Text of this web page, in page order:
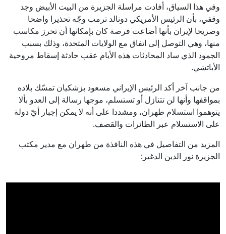
وفي هذا السياق، أفادت مراسلة الجزيرة من البيت الأبيض وجد
وقفي، بأن الرئيس الأمريكي دونالد ترمب وجّه تحذيرا واضحا
وصريحا لإيران بأنها أضاعت فرصة كان بإمكانها أن تحرز مكاسب
منها، وهي التوصل إلى اتفاق مع الولايات المتحدة، وذلك بسبب
الجمود الذي ساد المحادثات هذه الأيام عقب حادثة إسقاط مروحية
الأباتشي.
من جانب آخر أكد الرئيس الإيراني مسعود بزشكيان تمسّك بلاده
بمواقفها وأنها لن تتنازل أو تستسلم، موجها رسالة إلى العدو بألا
يتوهموا استسلام طهران، ومشددا على أنه لا يمكن إجبار أيّ دولة
على الاستسلام عبر الطائرات والقصف.
المزيد من التفاصيل في هذه النافذة من طهران مع مدير مكتب
الجزيرة نور الدين الدغير: